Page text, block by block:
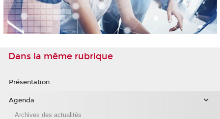
Dans la même rubrique
Présentation
Agenda
Archives des actualités